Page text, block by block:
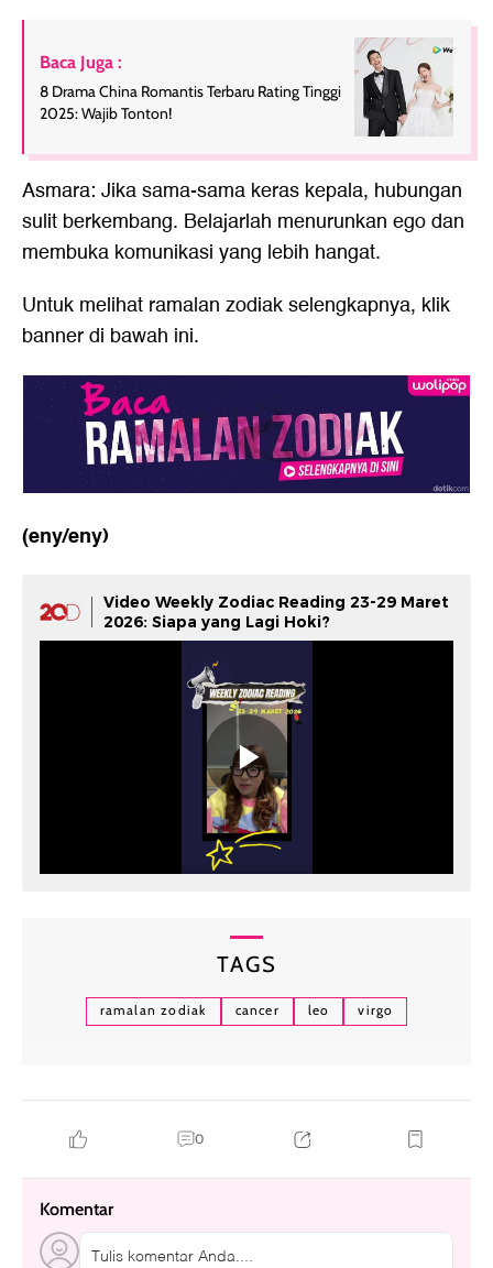
Baca Juga :
8 Drama China Romantis Terbaru Rating Tinggi
2025: Wajib Tonton!
Asmara: Jika sama-sama keras kepala, hubungan
sulit berkembang. Belajarlah menurunkan ego dan
membuka komunikasi yang lebih hangat.
Untuk melihat ramalan zodiak selengkapnya, klik
banner di bawah ini.
(eny/eny)
Video Weekly Zodiac Reading 23-29 Maret
2026: Siapa yang Lagi Hoki?
TAGS
ramalan zodiak cancer leo virgo
0
Komentar
Tulis komentar Anda....